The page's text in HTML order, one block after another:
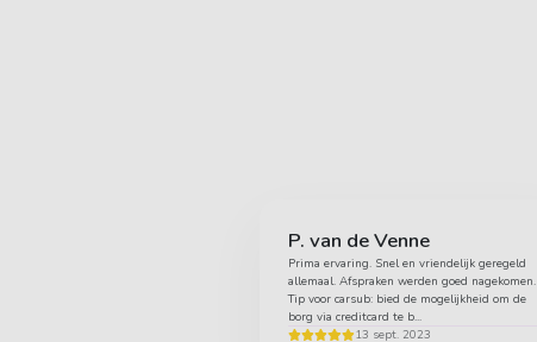
P. van de Venne
Prima ervaring. Snel en vriendelijk geregeld
allemaal. Afspraken werden goed nagekomen.
Tip voor carsub: bied de mogelijkheid om de
borg via creditcard te b...
13 sept. 2023